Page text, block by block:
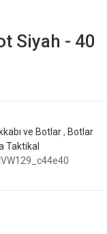
Siyah - 40
ve Botlar, Botlar
Taktikal